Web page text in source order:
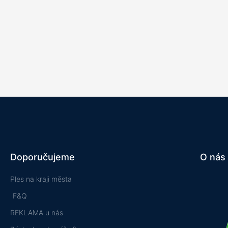
Doporučujeme
Ples na kraji města
F&Q
REKLAMA u nás
O nás